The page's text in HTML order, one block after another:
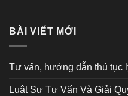
BÀI VIẾT MỚI
Tư vấn, hướng dẫn thủ tục
Luật Sư Tư Vấn Và Giải